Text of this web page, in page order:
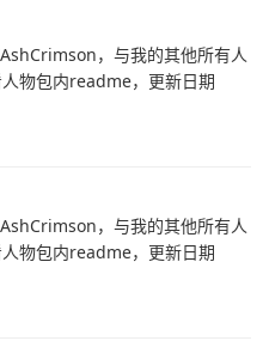
，与我的其他所有人
物包内readme，更新日期
，与我的其他所有人
物包内readme，更新日期